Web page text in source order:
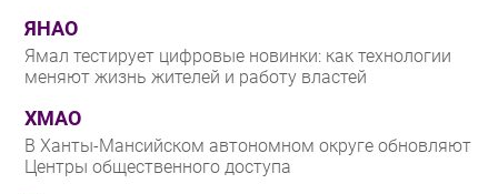
ЯНАО
Ямал тестирует цифровые новинки: как технологии
меняют жизнь жителей и работу властей
ХМАО
В Ханты-Мансийском автономном округе обновляют
Центры общественного доступа